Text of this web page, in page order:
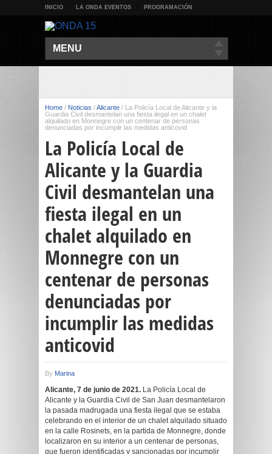
INICIO LA ONDA EVENTOS PROGRAMACIÓN
MENU
Home / Noticias /Alicante / La Policía Local de Alicante y la
Guardia Civil desmantelan una fiesta ilegal en un chalet
alquilado en Monnegre con un centenar de personas
denunciadas por incumplir las medidas anticovid
La Policía Local de
Alicante y la Guardia
Civil desmantelan una
fiesta ilegal en un
chalet alquilado en
Monnegre con un
centenar de personas
denunciadas por
incumplir las medidas
anticovid
By Marina
Alicante, 7 de junio de 2021. La Policía Local de
Alicante y la Guardia Civil de San Juan desmantelaron
la pasada madrugada una fiesta ilegal que se estaba
celebrando en el interior de un chalet alquilado situado
en la calle Rosinets, en la partida de Monnegre, donde
localizaron en su interior a un centenar de personas,
que fueron identificadas y sancionadas por incumplir